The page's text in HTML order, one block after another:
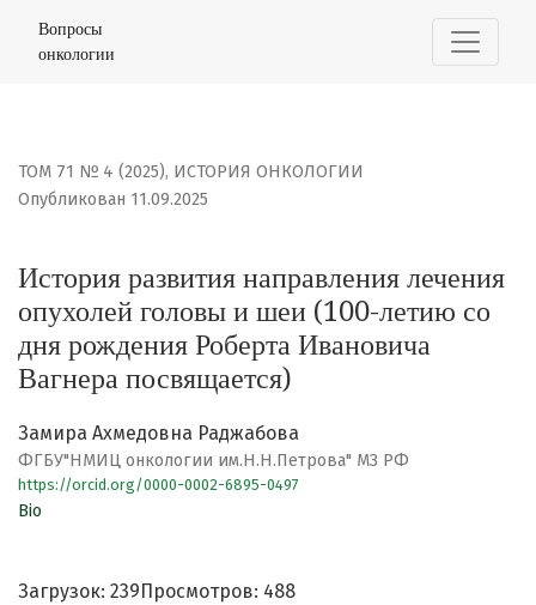
История развития направления лечения опухолей
Вопросы
онкологии
ТОМ 71 № 4 (2025), ИСТОРИЯ ОНКОЛОГИИ
История развития направления лечения
опухолей головы и шеи (100-летию со
дня рождения Роберта Ивановича
Вагнера посвящается)
Опубликован 11.09.2025
Замира Ахмедовна Раджабова
ФГБУ"НМИЦ онкологии им.Н.Н.Петрова" МЗ РФ
https://orcid.org/0000-0002-6895-0497
Bio
Загрузок: 239 Просмотров: 488